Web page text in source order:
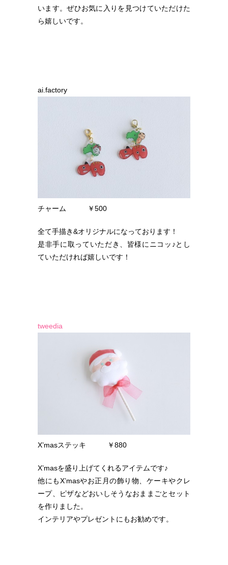
います。ぜひお気に入りを見つけていただけた
ら嬉しいです。
ai.factory
チャーム ￥500
全て手描き&オリジナルになっております！
是非手に取っていただき、皆様にニコッ♪とし
ていただければ嬉しいです！
tweedia
X’masステッキ ￥880
X’masを盛り上げてくれるアイテムです♪
他にもX’masやお正月の飾り物、ケーキやクレ
ープ、ピザなどおいしそうなおままごとセット
を作りました。
インテリアやプレゼントにもお勧めです。